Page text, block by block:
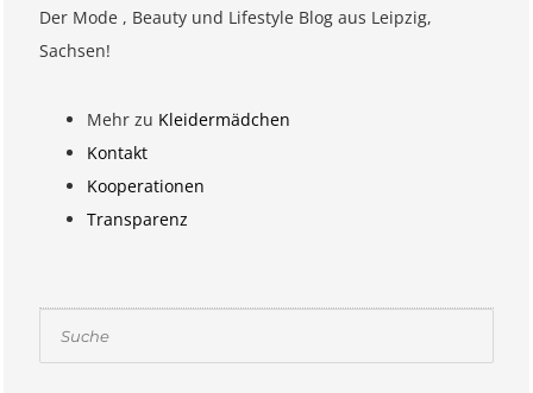
Der Mode , Beauty und Lifestyle Blog aus Leipzig,
Sachsen!
Mehr zu Kleidermädchen
Kontakt
Kooperationen
Transparenz